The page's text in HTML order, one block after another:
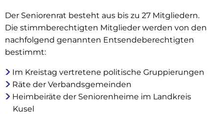
Der Seniorenrat besteht aus bis zu 27 Mitgliedern.
Die stimmberechtigten Mitglieder werden von den
nachfolgend genannten Entsendeberechtigten
bestimmt:
Im Kreistag vertretene politische Gruppierungen
Räte der Verbandsgemeinden
Heimbeiräte der Seniorenheime im Landkreis
Kusel